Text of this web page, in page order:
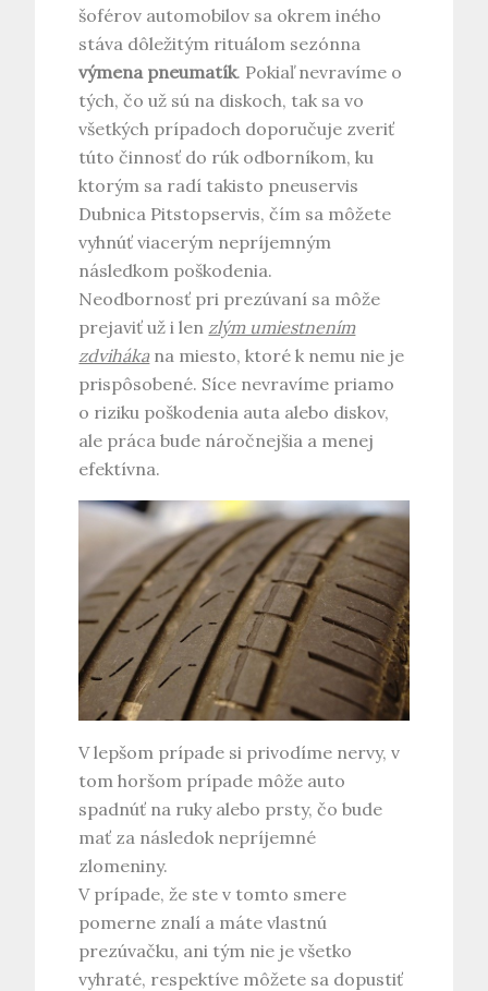
šoférov automobilov sa okrem iného
stáva dôležitým rituálom sezónna
výmena pneumatík. Pokiaľ nevravíme o
tých, čo už sú na diskoch, tak sa vo
všetkých prípadoch doporučuje zveriť
túto činnosť do rúk odborníkom, ku
ktorým sa radí takisto pneuservis
Dubnica Pitstopservis, čím sa môžete
vyhnúť viacerým nepríjemným
následkom poškodenia.
Neodbornosť pri prezúvaní sa môže
prejaviť už i lenzlým umiestnením
zdvihákana miesto, ktoré k nemu nie je
prispôsobené. Síce nevravíme priamo
o riziku poškodenia auta alebo diskov,
ale práca bude náročnejšia a menej
efektívna.
V lepšom prípade si privodíme nervy, v
tom horšom prípade môže auto
spadnúť na ruky alebo prsty, čo bude
mať za následok nepríjemné
zlomeniny.
V prípade, že ste v tomto smere
pomerne znalí a máte vlastnú
prezúvačku, ani tým nie je všetko
vyhraté, respektíve môžete sa dopustiť